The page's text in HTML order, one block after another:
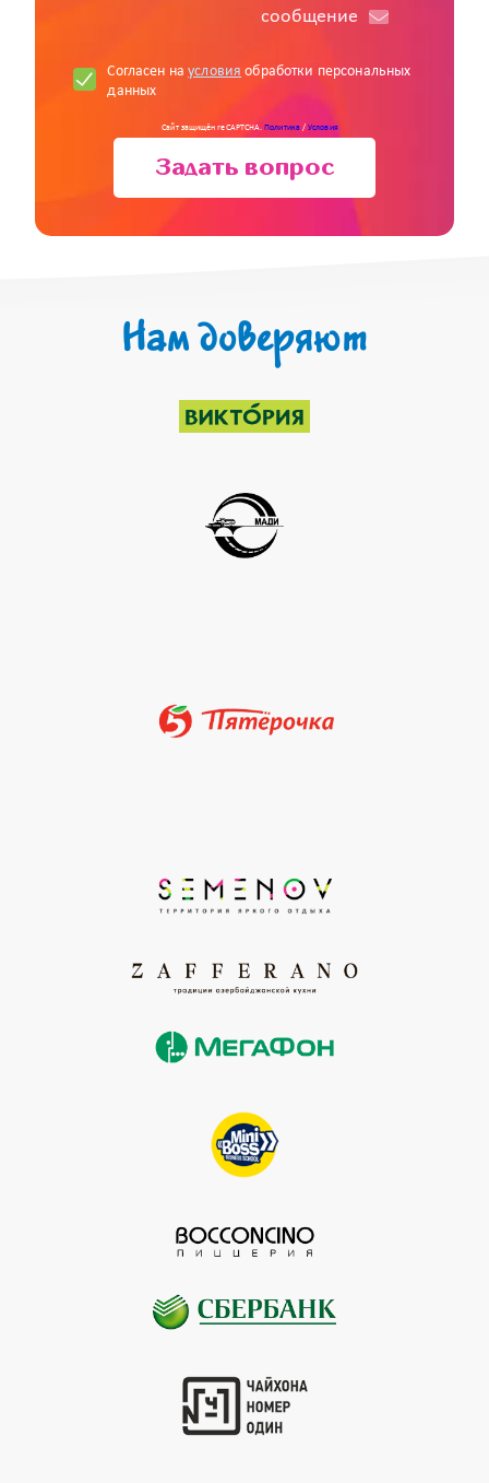
cообщение
Согласен наусловия обработки персональных
данных
Сайт защищён reCAPTCHA.Политика/Условия
Задать вопрос
Нам доверяют